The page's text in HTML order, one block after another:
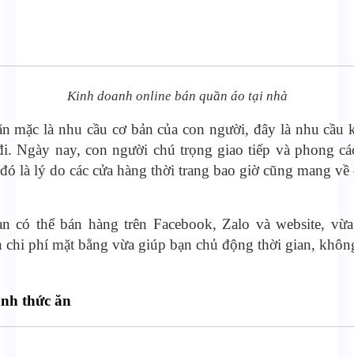
Kinh doanh online bán quần áo tại nhà
mặc là nhu cầu cơ bản của con người, đây là nhu cầu
Ngày nay, con người chú trọng giao tiếp và phong
là lý do các cửa hàng thời trang bao giờ cũng mang về
có thể bán hàng trên Facebook, Zalo và website,
chi phí mặt bằng vừa giúp bạn chủ động thời gian,
thức ăn